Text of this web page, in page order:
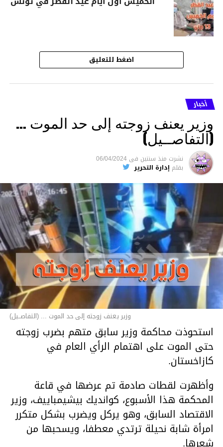
اضغط للتعليق
أخبار
وزير يعنف زوجته إلى حد الموت …
(التفاصــيل)
نشرت منذ سنتين فى 06/04/2024
بقلم إدارة التحرير
وزير يعنف زوجته إلى حد الموت ... (التفاصــيل)
استحوذت محاكمة وزير سابق متهم بضرب زوجته
حتى الموت على اهتمام الرأي العام في
كازاخستان.
وأظهرت لقطات صادمة تم عرضها في قاعة
المحكمة هذا الأسبوع، كوانديك بيشيمباييف، وزير
الاقتصاد السابق، وهو يركل ويضرب بشكل متكرر
امرأة شابة نحيلة ترتدي معطفا، ويسحبها من
شعرها.